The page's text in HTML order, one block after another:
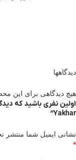
دیدگاهها
هیچ دیدگاهی برای این
اولین نفری باشید که
Yakhar”
نشانی ایمیل شما منتشر
*